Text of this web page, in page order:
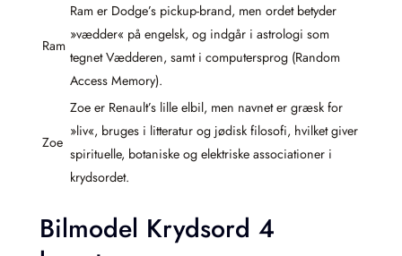
Ram
Ram er Dodge’s pickup-brand, men ordet betyder
»vædder« på engelsk, og indgår i astrologi som
tegnet Vædderen, samt i computersprog (Random
Access Memory).
Zoe
Zoe er Renault’s lille elbil, men navnet er græsk for
»liv«, bruges i litteratur og jødisk filosofi, hvilket giver
spirituelle, botaniske og elektriske associationer i
krydsordet.
Bilmodel Krydsord 4